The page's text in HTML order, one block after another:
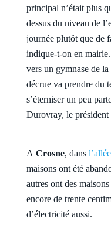
principal n’était plus
dessus du niveau de
journée plutôt que de
indique-t-on en
vers un gymnase de
décrue va prendre du
s’éterniser un peu
Durovray, le
A Crosne, dans
maisons ont été
autres ont des
encore de trente
d’électricité aussi.